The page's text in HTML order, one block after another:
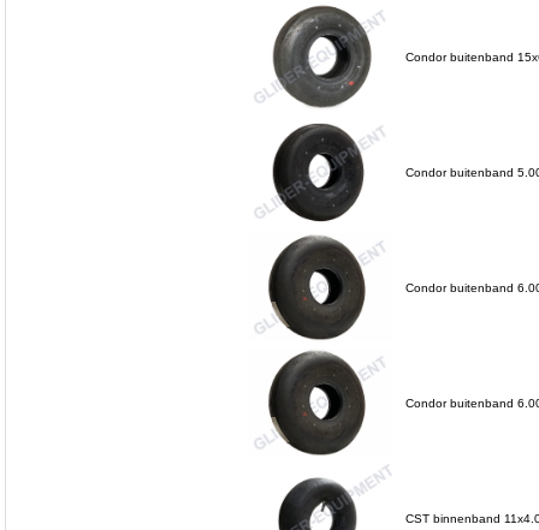
Condor buitenband
Condor buitenband
Condor buitenband
Condor buitenband
CST binnenband